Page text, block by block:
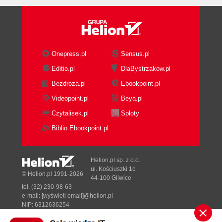
Okno wtyczki (50)
Clarity i czyste powietrze (50)
Duochrome (51)
Efekty kolorystyczne (53)
Alienmist (53)
Nostalgia (54)
Lithograph (55)
Pastellise (56)
W stylu starych mistrzów (57)
Caravaggio - zdjęcia w stylu Michelangela
Merisi da Caravaggio (58)
Artworx - w stylu van Gogha (59)
Cubism (60)
Bad Dream (60)
Onepress.pl
Sensus.pl
Editio.pl
DlaBystrzakow.pl
Bezdroza.pl
Ebookpoint.pl
Videopoint.pl
Beya.pl
Czytalisek.pl
Sploty
Biblio.Ebookpoint.pl
© Helion.pl 1991-2026
Helion.pl sp. z o.o.
ul. Kościuszki 1c
44-100 Gliwice
tel. (32) 230-98-63
e-mail: [wyświetl email]@helion.pl
NIP: 6312636254